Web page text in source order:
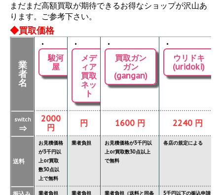
まだまだ高額買取が期待できるお得なショップが沢山あ
ります。ご参考下さい。
◆買取価格
業
者
名
・
駿河
屋
・
メデ
ィア
買取
ネッ
ト
・
買取ガン
ガン
(gangan)
・
ウリドキ
(uridoki)
switch
⇒
2000
円
円 1600 円 2240 円
送料
お見積価格
が3千円以
上or買取
数30点以
上で無料
業者負担
お見積価格が3千円以
上or買取数30点以上
で無料
各店の規定による
業者負担 業者負担
業者負担（送料と同条
5千円以下の振込申請